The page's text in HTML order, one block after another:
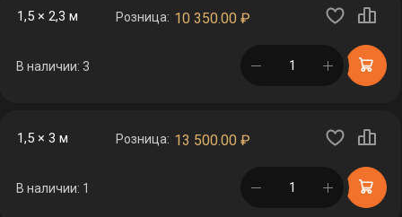
1,5 × 2,3 м Розница: 10 350.00 ₽
В наличии: 3 в корзине
1,5 × 3 м Розница: 13 500.00 ₽
В наличии: 1 в корзине